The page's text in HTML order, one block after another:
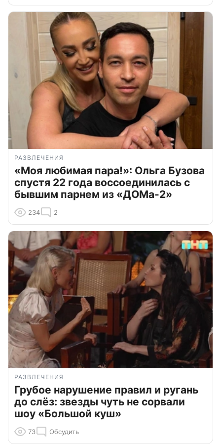
РАЗВЛЕЧЕНИЯ
«Моя любимая пара!»: Ольга Бузова
спустя 22 года воссоединилась с
бывшим парнем из «ДОМа-2»
234 2
РАЗВЛЕЧЕНИЯ
Грубое нарушение правил и ругань
до слёз: звезды чуть не сорвали
шоу «Большой куш»
73 Обсудить